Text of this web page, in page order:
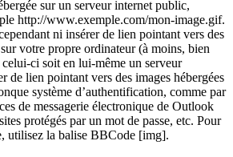
sur un serveur internet public,
http://www.exemple.com/mon-image.gif.
ni insérer de lien pointant vers des
votre propre ordinateur (à moins, bien
ci soit en lui-même un serveur
de lien pointant vers des images hébergées
système d’authentification, comme par
de messagerie électronique de Outlook
protégés par un mot de passe, etc. Pour
utilisez la balise BBCode [img].